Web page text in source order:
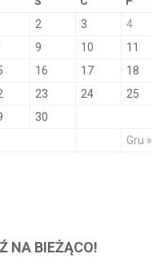
Gru »
2 3 4
9 10 11
16 17 18
23 24 25
30
NA BIEŻĄCO!